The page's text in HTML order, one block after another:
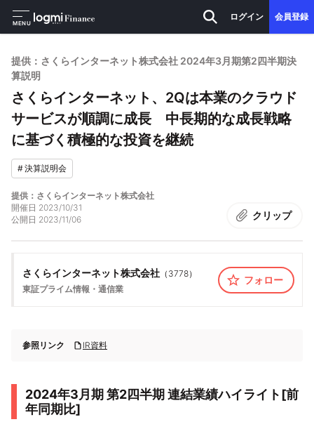
MENU
ログイン 会員登録
提供：さくらインターネット株式会社 2024年3月期第2四半期決
算説明
さくらインターネット、2Qは本業のクラウド
サービスが順調に成長 中長期的な成長戦略
に基づく積極的な投資を継続
#決算説明会
提供：さくらインターネット株式会社
開催日 2023/10/31
公開日 2023/11/06 クリップ
さくらインターネット株式会社 （ 3778）
東証プライム情報・通信業
フォロー
参照リンク IR資料
2024年3月期 第2四半期 連結業績ハイライト[前
年同期比]